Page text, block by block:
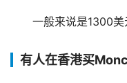
一般来说是1300
有人在香港买